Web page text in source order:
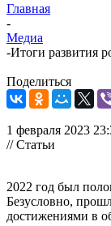
Главная
-
Медиа
-Итоги развития
Поделиться
1 февраля 2023
// Статьи
2022 год был
Безусловно,
достижениями в